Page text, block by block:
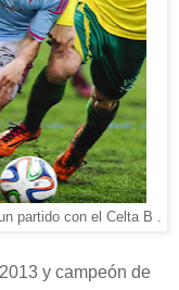
partido con el Celta B .
y campeón de